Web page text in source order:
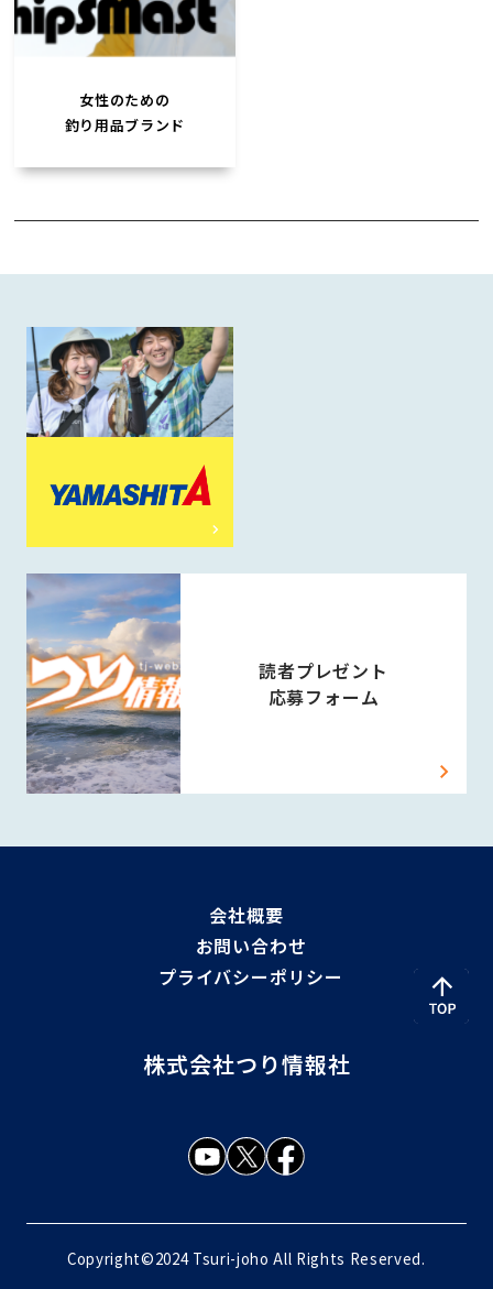
女性のための
釣り用品ブランド
読者プレゼント
応募フォーム
会社概要
お問い合わせ
プライバシーポリシー
株式会社つり情報社
Copyright©2024 Tsuri-joho All Rights Reserved.